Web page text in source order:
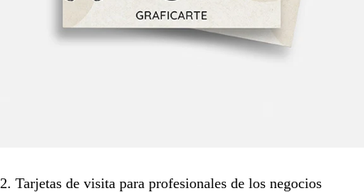
2. Tarjetas de visita para profesionales de los negocios